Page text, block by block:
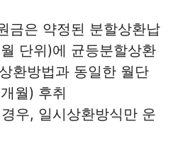
금은 약정된 분할상환납
단위)에 균등분할상환
환방법과 동일한 월단
월) 후취
우, 일시상환방식만 운